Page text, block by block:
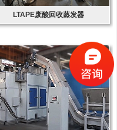
LTAPE废酸回收蒸发器